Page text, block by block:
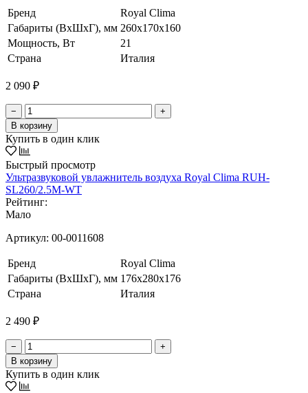
Бренд
Royal Clima
Габариты (ВхШхГ), мм 260х170x160
Мощность, Вт
21
Страна
Италия
2 090 ₽
−
+
В корзину
Купить в один клик
Быстрый просмотр
Ультразвуковой увлажнитель воздуха Royal Clima RUH-
SL260/2.5M-WT
Рейтинг:
Мало
Артикул: 00-0011608
Бренд
Royal Clima
Габариты (ВхШхГ), мм 176x280x176
Страна
Италия
2 490 ₽
−
+
В корзину
Купить в один клик